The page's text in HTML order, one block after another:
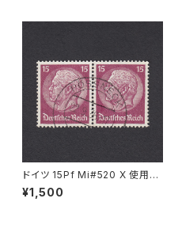
ドイツ 15Pf Mi#520 X 使用済
み切手｜PÖSSNECK 22.9.19
36
¥1,500